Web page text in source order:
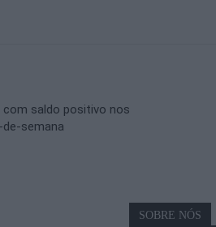
com saldo positivo nos
semana
SOBRE NÓS